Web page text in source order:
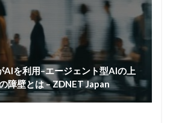
を利用–エージェント型AIの上
障壁とは – ZDNET Japan